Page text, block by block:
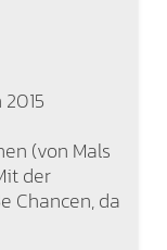
(von Mals
der
Chancen, da